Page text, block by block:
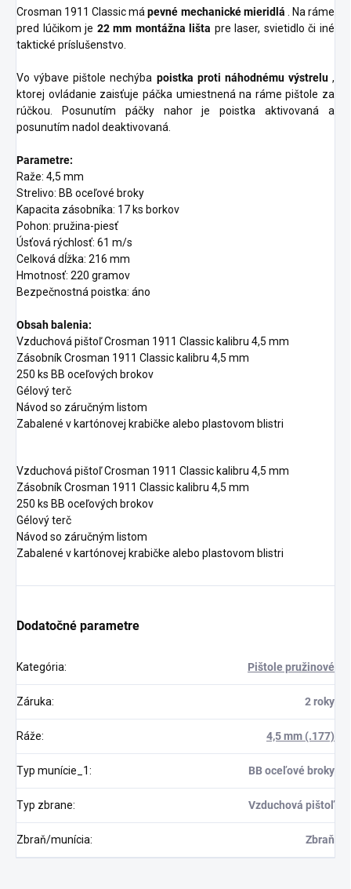
Crosman 1911 Classic mápevné mechanické mieridlá . Na ráme
pred lúčikom je 22 mm montážna lišta pre laser, svietidlo či iné
taktické príslušenstvo.
Vo výbave pištole nechýba poistka proti náhodnému výstrelu,
ktorej ovládanie zaisťuje páčka umiestnená na ráme pištole za
rúčkou. Posunutím páčky nahor je poistka aktivovaná a
posunutím nadol deaktivovaná.
Parametre:
Raže: 4,5 mm
Strelivo: BB oceľové broky
Kapacita zásobníka: 17 ks borkov
Pohon: pružina-piesť
Úsťová rýchlosť: 61 m/s
Celková dĺžka: 216 mm
Hmotnosť: 220 gramov
Bezpečnostná poistka: áno
Obsah balenia:
Vzduchová pištoľ Crosman 1911 Classic kalibru 4,5 mm
Zásobník Crosman 1911 Classic kalibru 4,5 mm
250 ks BB oceľových brokov
Gélový terč
Návod so záručným listom
Zabalené v kartónovej krabičke alebo plastovom blistri
Vzduchová pištoľ Crosman 1911 Classic kalibru 4,5 mm
Zásobník Crosman 1911 Classic kalibru 4,5 mm
250 ks BB oceľových brokov
Gélový terč
Návod so záručným listom
Zabalené v kartónovej krabičke alebo plastovom blistri
Dodatočné parametre
Kategória: Pištole pružinové
Záruka: 2 roky
Ráže: 4,5 mm (.177)
Typ munície_1: BB oceľové broky
Typ zbrane: Vzduchová pištoľ
Zbraň/munícia: Zbraň
Odoslať